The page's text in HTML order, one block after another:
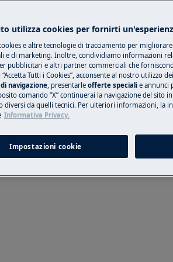
disattivare
corrente.
utilizza cookies per fornirti
e altre tecnologie di tracciamento per
e di marketing. Inoltre, condividiamo informazioni
pubblicitari e altri partner commerciali che
“Accetta Tutti i Cookies”, acconsente al nostro utilizzo
navigazione, presentarle offerte speciali e annunci
comando “X” continuerai la navigazione del sito
diversi da quelli tecnici. Per ulteriori informazioni, la
Informativa Privacy.
Impostazioni cookie